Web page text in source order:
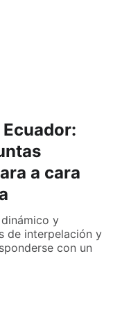
a cara
y
de interpelación y
con un